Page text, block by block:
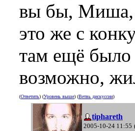
вы бы, Миша,
это же с
там ещё было
возможно,
(Ответить) (Уровень выше) (Ветвь дискуссии)
tiphareth
2005-10-24 11:55